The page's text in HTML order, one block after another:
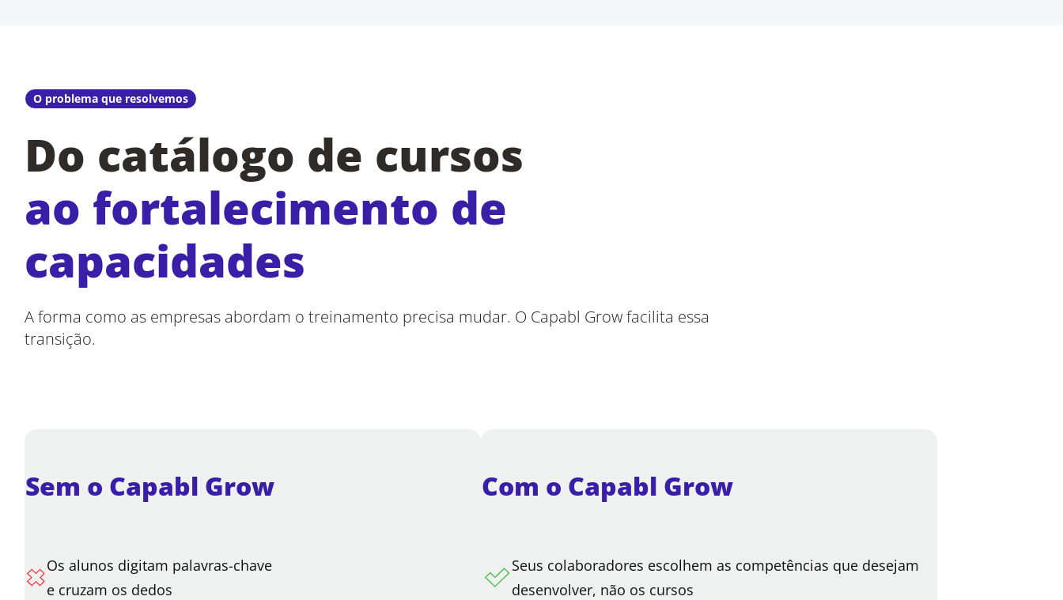
O problema que resolvemos
Do catálogo de cursos
ao fortalecimento de
capacidades
A forma como as empresas abordam o treinamento precisa mudar. O Capabl Grow facilita essa
transição.
Sem o Capabl Grow
Os alunos digitam palavras-chave
e cruzam os dedos
Com o Capabl Grow
Seus colaboradores escolhem as competências que desejam
desenvolver, não os cursos